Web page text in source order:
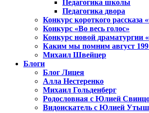
Педагогика школы
Педагогика двора
Конкурс короткого рассказа
Конкурс «Во весь голос»
Конкурс новой драматургии
Каким мы помним август
Михаил Швейцер
Блоги
Блог Лицея
Алла Нестеренко
Михаил Гольденберг
Родословная с Юлией
Видоискатель с Юлией